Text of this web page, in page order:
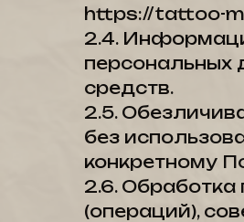
https://tattoo-
2.4.
персональных
средств.
2.5.
без
конкретному
2.6.
(операций),